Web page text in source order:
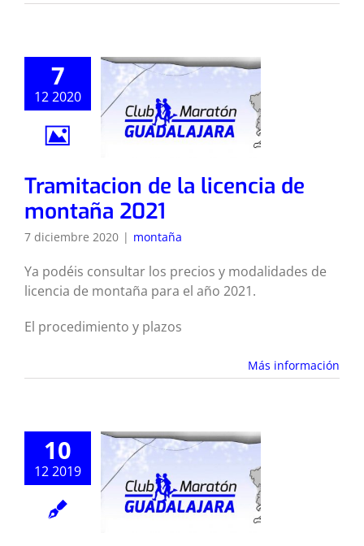
7
12 2020
Tramitacion de la licencia de
montaña 2021
7 diciembre 2020 | montaña
Ya podéis consultar los precios y modalidades de
licencia de montaña para el año 2021.
El procedimiento y plazos
Más información
10
12 2019